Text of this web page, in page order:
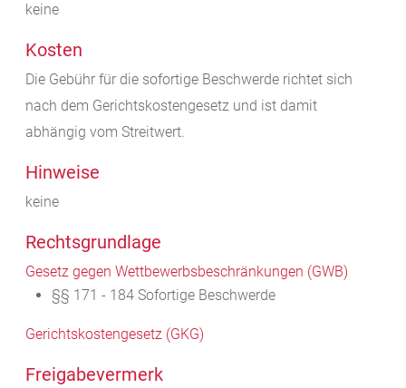
keine
Kosten
Die Gebühr für die sofortige Beschwerde richtet sich
nach dem Gerichtskostengesetz und ist damit
abhängig vom Streitwert.
Hinweise
keine
Rechtsgrundlage
Gesetz gegen Wettbewerbsbeschränkungen (GWB)
§§ 171 - 184 Sofortige Beschwerde
Gerichtskostengesetz (GKG)
Freigabevermerk